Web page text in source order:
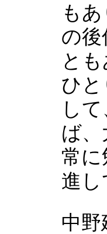
も
の
と
ひ
し
ば
常に
進
中野